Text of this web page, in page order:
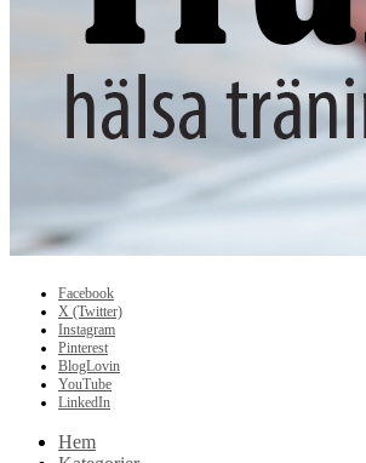
Facebook
X (Twitter)
Instagram
Pinterest
BlogLovin
YouTube
LinkedIn
Hem